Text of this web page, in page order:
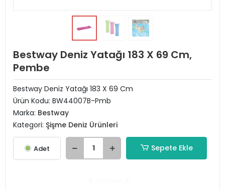
Bestway Deniz Yatağı 183 X 69 Cm,
Pembe
Bestway Deniz Yatağı 183 X 69 Cm
Ürün Kodu: BW44007B-Pmb
Marka: Bestway
Kategori: Şişme Deniz Ürünleri
Adet Sepete Ekle